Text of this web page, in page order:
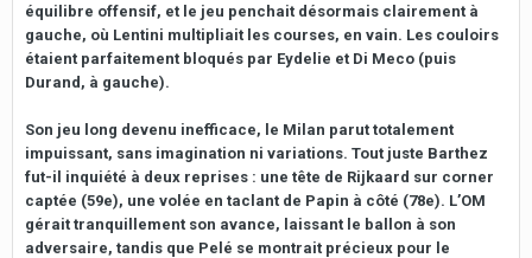
équilibre offensif, et le jeu penchait désormais clairement à
gauche, où Lentini multipliait les courses, en vain. Les couloirs
étaient parfaitement bloqués par Eydelie et Di Meco (puis
Durand, à gauche).
Son jeu long devenu inefficace, le Milan parut totalement
impuissant, sans imagination ni variations. Tout juste Barthez
fut-il inquiété à deux reprises : une tête de Rijkaard sur corner
captée (59e), une volée en taclant de Papin à côté (78e). L’OM
gérait tranquillement son avance, laissant le ballon à son
adversaire, tandis que Pelé se montrait précieux pour le